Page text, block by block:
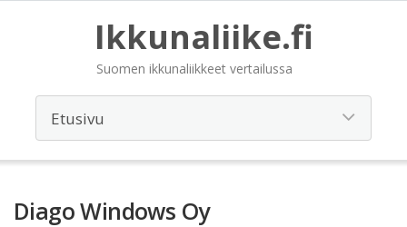
Ikkunaliike.fi
Suomen ikkunaliikkeet vertailussa
Diago Windows Oy